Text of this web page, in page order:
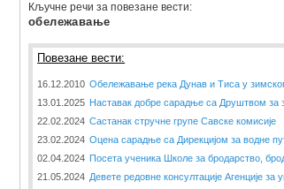
Кључне речи за повезане вести:
обележавање
Повезане вести:
16.12.2010 Обележавање река Дунав и Тиса у
13.01.2025 Наставак добре сарадње са Друштвом за
22.02.2024 Састанак стручне групе Савске комисије
23.02.2024 Оцена сарадње са Дирекцијом за водне
02.04.2024 Посета ученика Школе за бродарство,
21.05.2024 Девете редовне консултације Агенције